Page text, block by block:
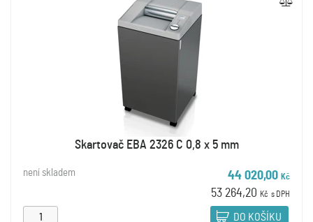
Skartovač EBA 2326 C 0,8 x 5 mm
není skladem 44 020,00 Kč
53 264,20 Kč s DPH
DO KOŠÍKU